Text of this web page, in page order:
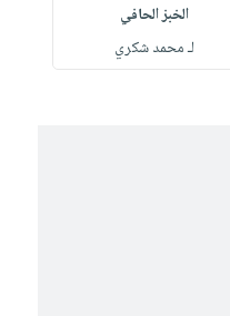
الخبز الحافي
لـ محمد شكري